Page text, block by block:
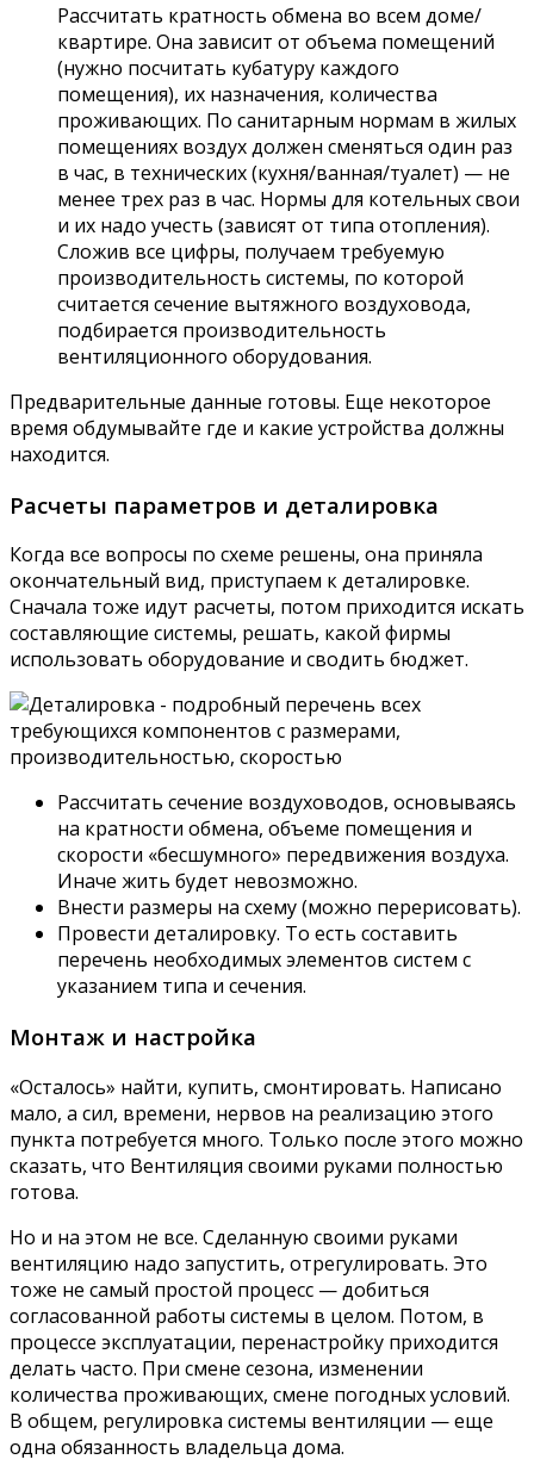
Рассчитать кратность обмена во всем доме/
квартире. Она зависит от объема помещений
(нужно посчитать кубатуру каждого
помещения), их назначения, количества
проживающих. По санитарным нормам в жилых
помещениях воздух должен сменяться один раз
в час, в технических (кухня/ванная/туалет) — не
менее трех раз в час. Нормы для котельных свои
и их надо учесть (зависят от типа отопления).
Сложив все цифры, получаем требуемую
производительность системы, по которой
считается сечение вытяжного воздуховода,
подбирается производительность
вентиляционного оборудования.
Предварительные данные готовы. Еще некоторое
время обдумывайте где и какие устройства должны
находится.
Расчеты параметров и деталировка
Когда все вопросы по схеме решены, она приняла
окончательный вид, приступаем к деталировке.
Сначала тоже идут расчеты, потом приходится искать
составляющие системы, решать, какой фирмы
использовать оборудование и сводить бюджет.
Рассчитать сечение воздуховодов, основываясь
на кратности обмена, объеме помещения и
скорости «бесшумного» передвижения воздуха.
Иначе жить будет невозможно.
Внести размеры на схему (можно перерисовать).
Провести деталировку. То есть составить
перечень необходимых элементов систем с
указанием типа и сечения.
Монтаж и настройка
«Осталось» найти, купить, смонтировать. Написано
мало, а сил, времени, нервов на реализацию этого
пункта потребуется много. Только после этого можно
сказать, что Вентиляция своими руками полностью
готова.
Но и на этом не все. Сделанную своими руками
вентиляцию надо запустить, отрегулировать. Это
тоже не самый простой процесс — добиться
согласованной работы системы в целом. Потом, в
процессе эксплуатации, перенастройку приходится
делать часто. При смене сезона, изменении
количества проживающих, смене погодных условий.
В общем, регулировка системы вентиляции — еще
одна обязанность владельца дома.